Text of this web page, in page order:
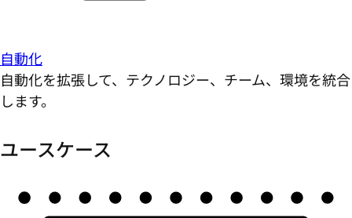
自動化
自動化を拡張して、テクノロジー、チーム、環境を統合
します。
ユースケース